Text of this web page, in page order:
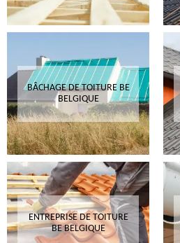
BÂCHAGE DE TOITURE BE
BELGIQUE
ENTREPRISE DE TOITURE
BE BELGIQUE